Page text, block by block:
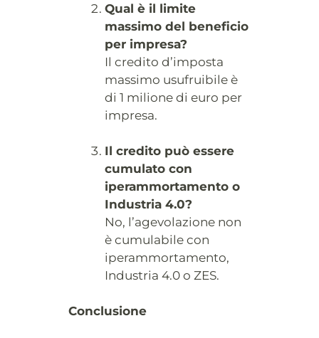
Qual è il limite
massimo del beneficio
per impresa?
Il credito d’imposta
massimo usufruibile è
di 1 milione di euro per
impresa.
Il credito può essere
cumulato con
iperammortamento o
Industria 4.0?
No, l’agevolazione non
è cumulabile con
iperammortamento,
Industria 4.0 o ZES.
Conclusione